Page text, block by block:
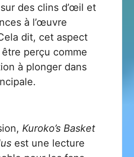
des clins d’œil et
à l’œuvre
dit, cet aspect
perçu comme
à plonger dans
Kuroko’s Basket
est une lecture